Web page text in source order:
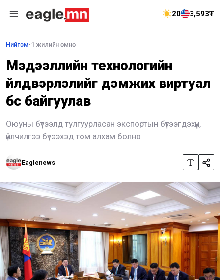
20 3,593₮
Нийгэм•1 жилийн өмнө
Мэдээллийн технологийн
үйлдвэрлэлийг дэмжих виртуал
бүс байгуулав
Оюуны бүтээлд тулгуурласан экспортын бүтээгдэхүүн,
үйлчилгээ бүтээхэд том алхам болно
Eaglenews